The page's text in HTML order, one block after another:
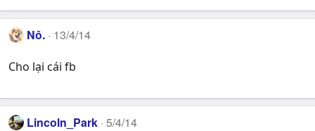
Nô. 13/4/14
Cho lại cái fb
Lincoln_Park 5/4/14